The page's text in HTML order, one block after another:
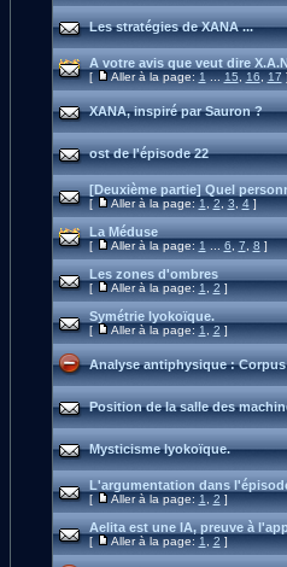
Les stratégies de XANA ...
A votre avis que veut dire
[ Aller à la page:1...15,16,17
XANA, inspiré par Sauron ?
ost de l'épisode 22
[Deuxième partie] Quel
[ Aller à la page:1,2,3,4]
La Méduse
[ Aller à la page:1...6,7,8]
Les zones d'ombres
[ Aller à la page:1,2]
Symétrie lyokoïque.
[ Aller à la page:1,2]
Analyse antiphysique :
Position de la salle des
Mysticisme lyokoïque.
L'argumentation dans
[ Aller à la page:1,2]
Aelita est une IA, preuve à
[ Aller à la page:1,2]